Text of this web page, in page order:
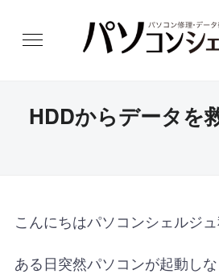
HDDからデータを
こんにちはパソコンシェルジュ
ある日突然パソコンが起動し